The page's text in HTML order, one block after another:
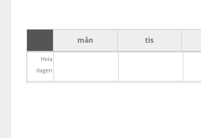
mån tis
Hela
dagen